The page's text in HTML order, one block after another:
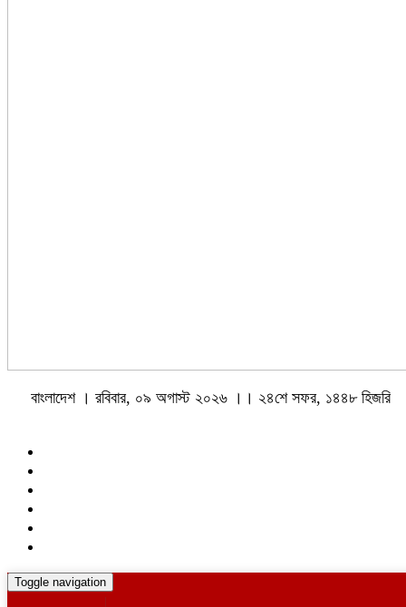
বাংলাদেশ । রবিবার, ০৯ অগাস্ট ২০২৬ ।। ২৪শে সফর, ১৪৪৮ হিজরি
Toggle navigation